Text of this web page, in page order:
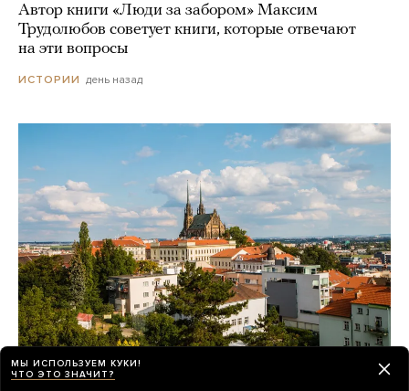
Автор книги «Люди за забором» Максим
Трудолюбов советует книги, которые отвечают
на эти вопросы
ИСТОРИИ день назад
МЫ ИСПОЛЬЗУЕМ КУКИ!
ЧТО ЭТО ЗНАЧИТ?